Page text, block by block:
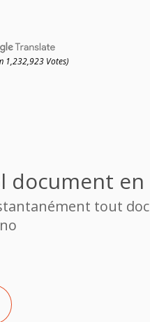
1,232,923 Votes)
document
tout